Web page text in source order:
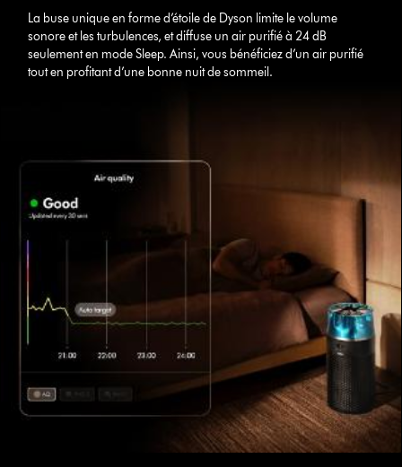
La buse unique en forme d’étoile de Dyson limite le volume
sonore et les turbulences, et diffuse un air purifié à 24 dB
seulement en mode Sleep. Ainsi, vous bénéficiez d’un air purifié
tout en profitant d’une bonne nuit de sommeil.